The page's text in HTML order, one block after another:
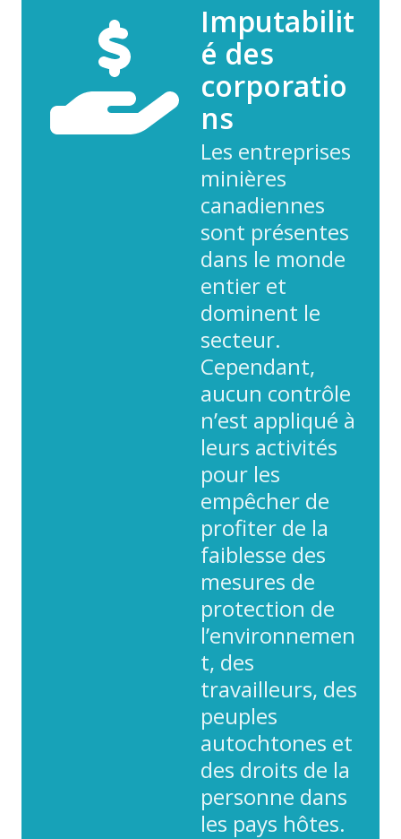
Imputabilit
é des
corporatio
ns
Les entreprises
minières
canadiennes
sont présentes
dans le monde
entier et
dominent le
secteur.
Cependant,
aucun contrôle
n’est appliqué à
leurs activités
pour les
empêcher de
profiter de la
faiblesse des
mesures de
protection de
l’environnemen
t, des
travailleurs, des
peuples
autochtones et
des droits de la
personne dans
les pays hôtes.